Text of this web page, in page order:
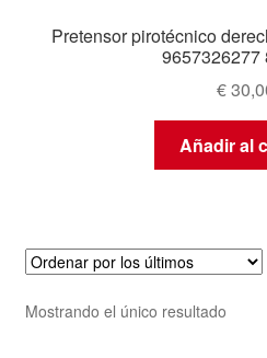
Pretensor pirotécnico
9657326277
€
Añadir al
Mostrando el único resultado